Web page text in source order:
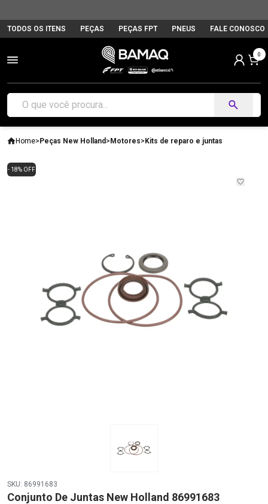
TODOS OS ITENS PEÇAS PEÇAS FPT PNEUS FALE CONOSCO
0
Home>Peças New Holland >Motores>Kits de reparo e juntas
SKU: 86991683
Conjunto De Juntas New Holland 86991683
- 18% OFF